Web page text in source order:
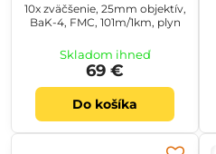
10x zväčšenie, 25mm objektív,
BaK-4, FMC, 101m/1km, plyn
Skladom ihneď
69 €
Do košíka